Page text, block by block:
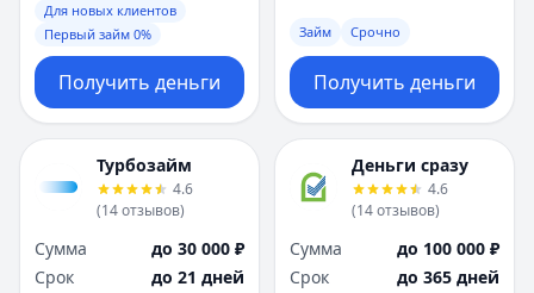
Чебоксары
Челябинск
Чита
Я
Ярославль
Вся Россия
Чебоксары
Челябинск
Чита
Я
Ярославль
Вся Россия
Для новых клиентов
Первый займ 0%
Получить деньги
Займ Срочно
Получить деньги
Турбозайм
4.6
(14отзывов)
Сумма
до 30 000 ₽
Срок
до 21 дней
Деньги сразу
4.6
(14отзывов)
Сумма
до 100 000 ₽
Срок
до 365 дней